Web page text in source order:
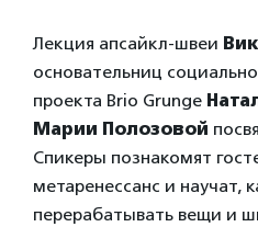
Лекция апсайкл-швеи
основательниц
проекта Brio Grunge
Марии Полозовой
Спикеры познакомят
метаренессанс и научат,
перерабатывать вещи и